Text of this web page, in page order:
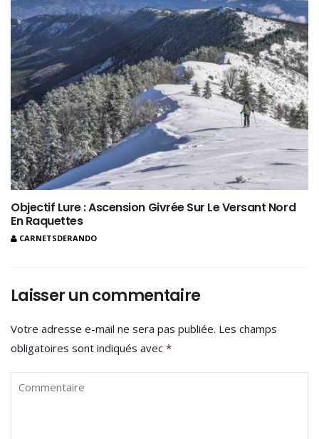
Objectif Lure : Ascension Givrée Sur Le Versant Nord
En Raquettes
CARNETSDERANDO
Laisser un commentaire
Votre adresse e-mail ne sera pas publiée. Les champs
obligatoires sont indiqués avec *